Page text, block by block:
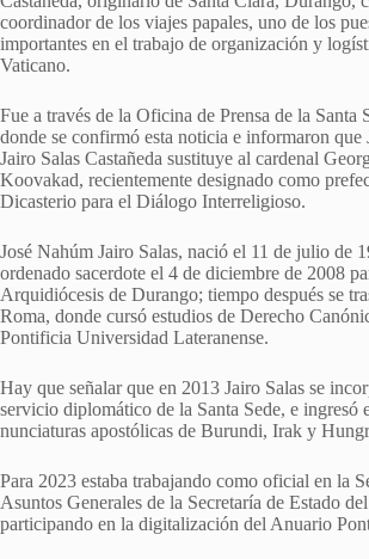
coordinador de los viajes papales, uno de los
importantes en el trabajo de organización y
Vaticano.
Fue a través de la Oficina de Prensa de la Santa
donde se confirmó esta noticia e informaron que
Jairo Salas Castañeda sustituye al cardenal
Koovakad, recientemente designado como
Dicasterio para el Diálogo Interreligioso.
José Nahúm Jairo Salas, nació el 11 de julio de
ordenado sacerdote el 4 de diciembre de 2008
Arquidiócesis de Durango; tiempo después se
Roma, donde cursó estudios de Derecho
Pontificia Universidad Lateranense.
Hay que señalar que en 2013 Jairo Salas se
servicio diplomático de la Santa Sede, e ingresó
nunciaturas apostólicas de Burundi, Irak y
Para 2023 estaba trabajando como oficial en la
Asuntos Generales de la Secretaría de Estado
participando en la digitalización del Anuario